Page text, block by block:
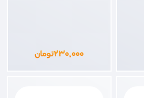
۲۳۰,۰۰۰تومان